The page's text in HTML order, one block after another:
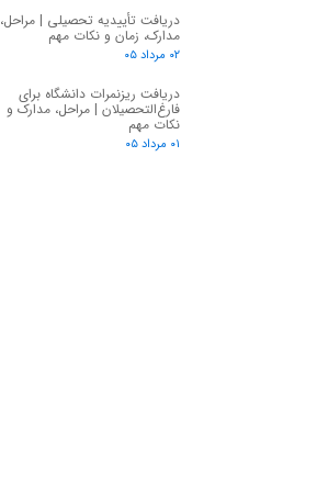
دریافت تأییدیه تحصیلی | مراحل،
مدارک، زمان و نکات مهم
۰۲ مرداد ۰۵
دریافت ریزنمرات دانشگاه برای
فارغ‌التحصیلان | مراحل، مدارک و
نکات مهم
۰۱ مرداد ۰۵